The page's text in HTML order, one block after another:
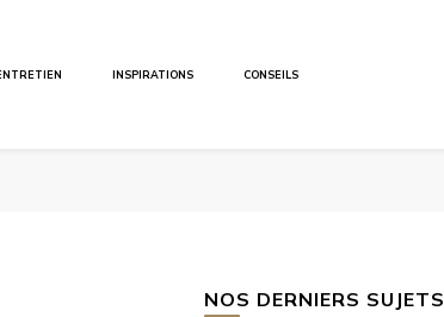
INSPIRATIONS CONSEILS
NOS DERNIERS SUJETS